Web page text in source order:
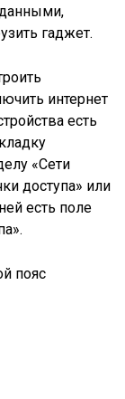
гаджет.
интернет
есть
«Сети
доступа» или
есть поле
пояс